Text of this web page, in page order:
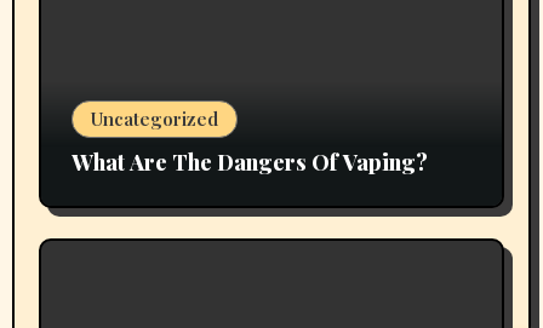
Uncategorized
What Are The Dangers Of Vaping?